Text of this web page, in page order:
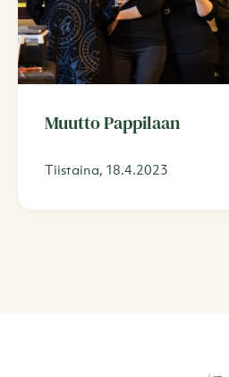
Muutto Pappilaan
Tiistaina, 18.4.2023